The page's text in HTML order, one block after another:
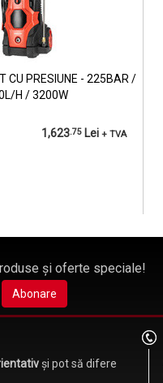
CU PRESIUNE - 225BAR /
H / 3200W
1,623.75Lei + TVA
și oferte speciale!
și pot să difere